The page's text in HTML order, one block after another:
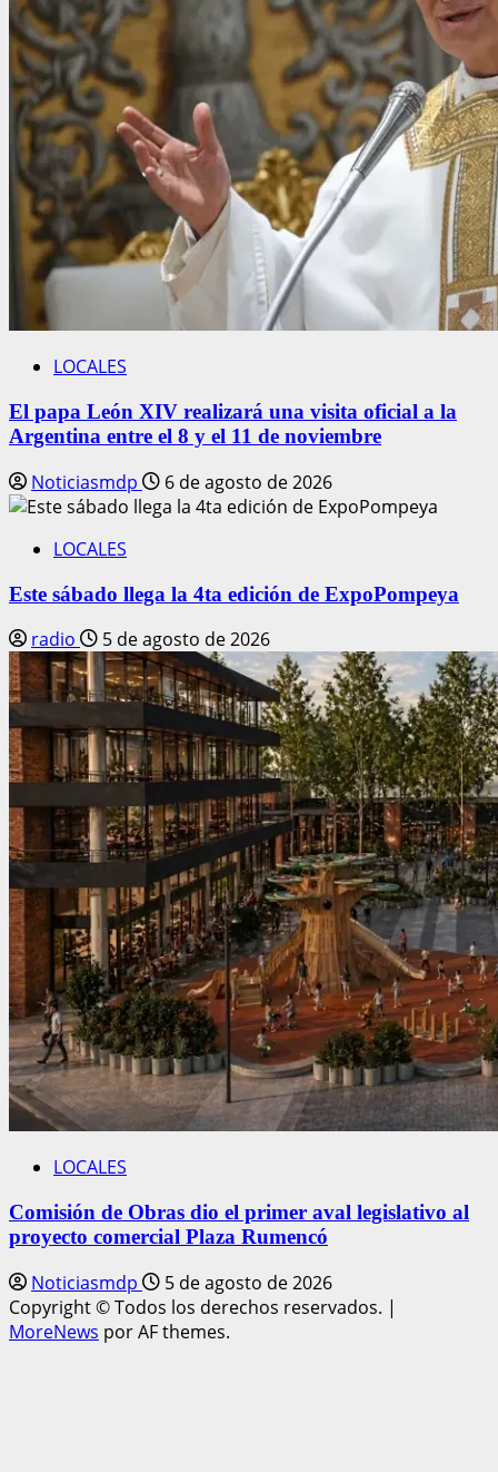
LOCALES
El papa León XIV realizará una visita oficial a la
Argentina entre el 8 y el 11 de noviembre
Noticiasmdp 6 de agosto de 2026
LOCALES
Este sábado llega la 4ta edición de ExpoPompeya
radio 5 de agosto de 2026
LOCALES
Comisión de Obras dio el primer aval legislativo al
proyecto comercial Plaza Rumencó
Noticiasmdp
5 de agosto de 2026
Copyright © Todos los derechos reservados. |
MoreNews por AF themes.